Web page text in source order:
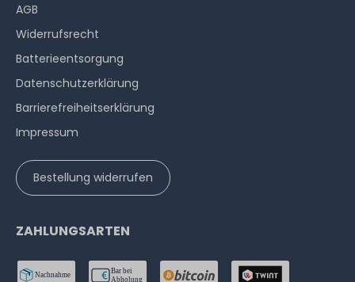
AGB
Widerrufs­recht
Batterieentsorgung
Datenschutzerklärung
Barrierefreiheitserklärung
Impressum
Bestellung widerrufen
ZAHLUNGSARTEN